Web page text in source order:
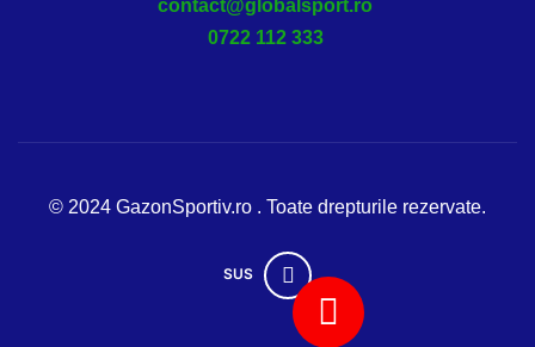
contact@globalsport.ro
0722 112 333
© 2024 GazonSportiv.ro . Toate drepturile rezervate.
SUS